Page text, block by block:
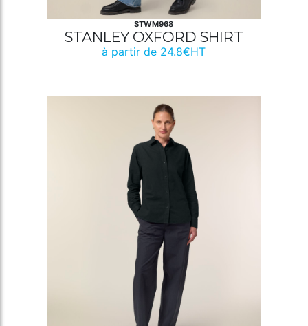
STWM968
STANLEY OXFORD SHIRT
à partir de 24.8€HT